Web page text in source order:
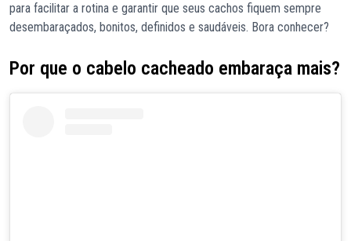
para facilitar a rotina e garantir que seus cachos fiquem sempre
desembaraçados, bonitos, definidos e saudáveis. Bora conhecer?
Por que o cabelo cacheado embaraça mais?